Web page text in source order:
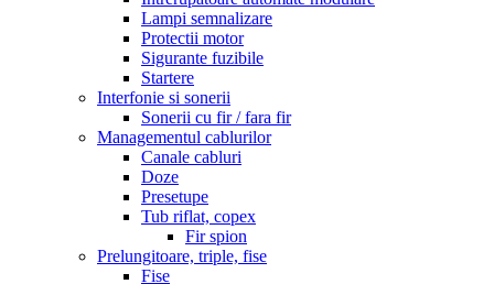
Lampi semnalizare
Protectii motor
Sigurante fuzibile
Startere
Interfonie si sonerii
Sonerii cu fir / fara fir
Managementul cablurilor
Canale cabluri
Doze
Presetupe
Tub riflat, copex
Fir spion
Prelungitoare, triple, fise
Fise